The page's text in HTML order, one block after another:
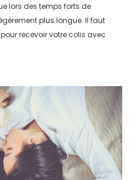
lors des temps forts de
plus longue. Il faut
pour recevoir votre colis avec